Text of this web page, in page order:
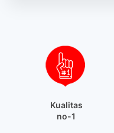
Kualitas
no-1